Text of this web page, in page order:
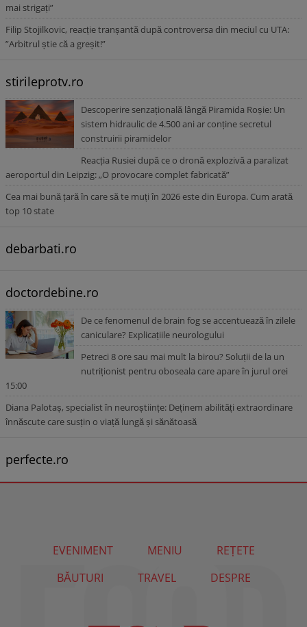
mai strigați”
Filip Stojilkovic, reacție tranșantă după controversa din meciul cu UTA:
”Arbitrul știe că a greșit!”
stirileprotv.ro
Descoperire senzațională lângă Piramida Roșie: Un
sistem hidraulic de 4.500 ani ar conține secretul
construirii piramidelor
Reacția Rusiei după ce o dronă explozivă a paralizat
aeroportul din Leipzig: „O provocare complet fabricată”
Cea mai bună țară în care să te muți în 2026 este din Europa. Cum arată
top 10 state
debarbati.ro
doctordebine.ro
De ce fenomenul de brain fog se accentuează în zilele
caniculare? Explicațiile neurologului
Petreci 8 ore sau mai mult la birou? Soluții de la un
nutriționist pentru oboseala care apare în jurul orei
15:00
Diana Palotaș, specialist în neuroștiințe: Deținem abilități extraordinare
înnăscute care susțin o viață lungă și sănătoasă
perfecte.ro
EVENIMENT MENIU
REȚETE
BĂUTURI
TRAVEL DESPRE